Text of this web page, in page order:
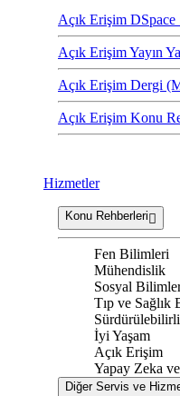
Açık Erişim
Açık Erişim Yayın
Açık Erişim Dergi
Açık Erişim Konu
Hizmetler
Konu Rehberleri
Fen Bilimleri
Mühendislik
Sosyal
Tıp ve Sağlık
İyi Yaşam
Açık Erişim
Yapay Zeka
Diğer Servis ve